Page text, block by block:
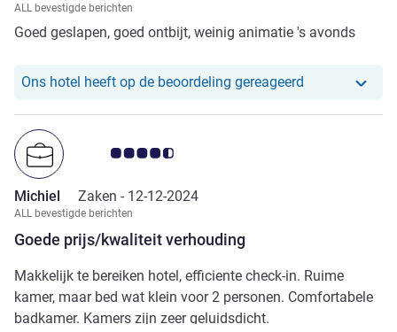
ALL bevestigde berichten
Goed geslapen, goed ontbijt, weinig animatie 's avonds
Ons hotel heeft op de beoordeling gereageerd Ons hotel
Goede prijs/kwaliteit verhouding
Avis-klantbeoordeling 4.5/5
Michiel Zaken - 12-12-2024
ALL bevestigde berichten
Makkelijk te bereiken hotel, efficiente check-in. Ruime
kamer, maar bed wat klein voor 2 personen. Comfortabele
badkamer. Kamers zijn zeer geluidsdicht.